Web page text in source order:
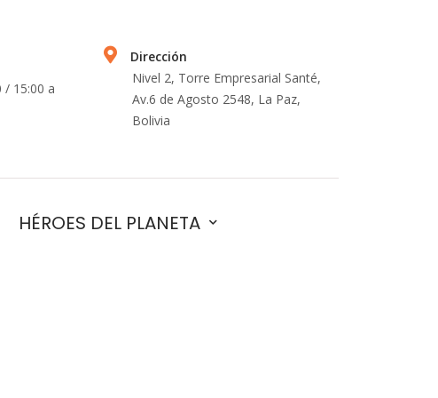
/ 15:00 a
Dirección
Nivel 2, Torre Empresarial Santé,
Av.6 de Agosto 2548, La Paz,
Bolivia
HÉROES DEL PLANETA